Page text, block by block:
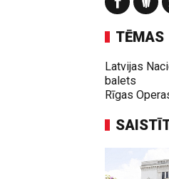
TĒMAS
Latvijas
balets
Rīgas